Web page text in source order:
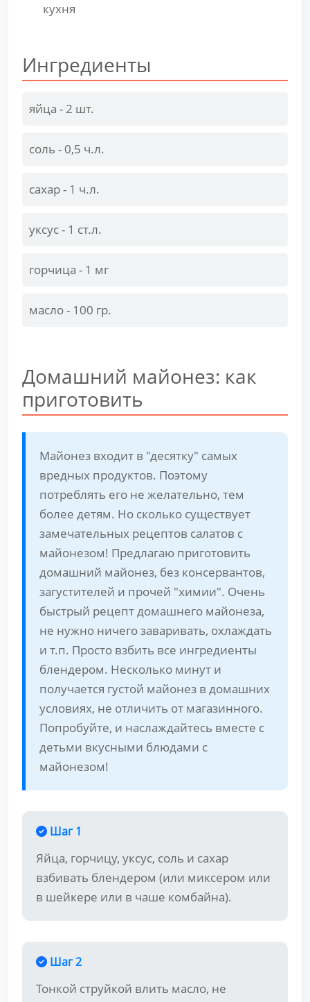
кухня
Ингредиенты
яйца - 2 шт.
соль - 0,5 ч.л.
сахар - 1 ч.л.
уксус - 1 ст.л.
горчица - 1 мг
масло - 100 гр.
Домашний майонез: как
приготовить
Майонез входит в "десятку" самых
вредных продуктов. Поэтому
потреблять его не желательно, тем
более детям. Но сколько существует
замечательных рецептов салатов с
майонезом! Предлагаю приготовить
домашний майонез, без консервантов,
загустителей и прочей "химии". Очень
быстрый рецепт домашнего майонеза,
не нужно ничего заваривать, охлаждать
и т.п. Просто взбить все ингредиенты
блендером. Несколько минут и
получается густой майонез в домашних
условиях, не отличить от магазинного.
Попробуйте, и наслаждайтесь вместе с
детьми вкусными блюдами с
майонезом!
Шаг 1
Яйца, горчицу, уксус, соль и сахар
взбивать блендером (или миксером или
в шейкере или в чаше комбайна).
Шаг 2
Тонкой струйкой влить масло, не